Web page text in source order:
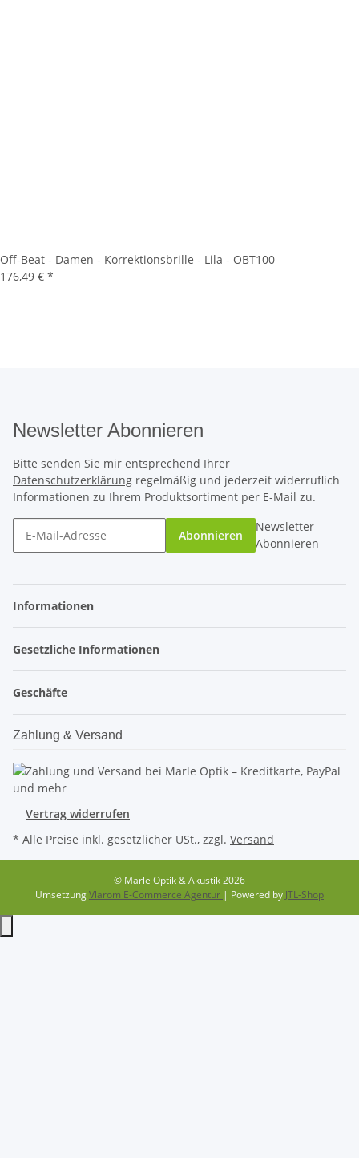
Off-Beat - Damen - Korrektionsbrille - Lila - OBT100
176,49 € *
Newsletter Abonnieren
Bitte senden Sie mir entsprechend Ihrer
Datenschutzerklärung regelmäßig und jederzeit widerruflich
Informationen zu Ihrem Produktsortiment per E-Mail zu.
Abonnieren
Newsletter
Abonnieren
Informationen
Gesetzliche Informationen
Geschäfte
Zahlung & Versand
Vertrag widerrufen
* Alle Preise inkl. gesetzlicher USt., zzgl. Versand
© Marle Optik & Akustik 2026
UmsetzungVlarom E-Commerce Agentur | Powered by JTL-Shop